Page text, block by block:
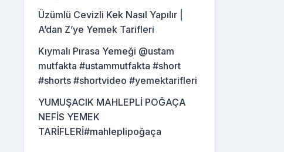
Üzümlü Cevizli Kek Nasıl Yapılır |
A’dan Z’ye Yemek Tarifleri
Kıymalı Pırasa Yemeği @ustam
mutfakta #ustammutfakta #short
#shorts #shortvideo #yemektarifleri
YUMUŞACIK MAHLEPLİ POĞAÇA
NEFİS YEMEK
TARİFLERİ#mahleplipoğaça